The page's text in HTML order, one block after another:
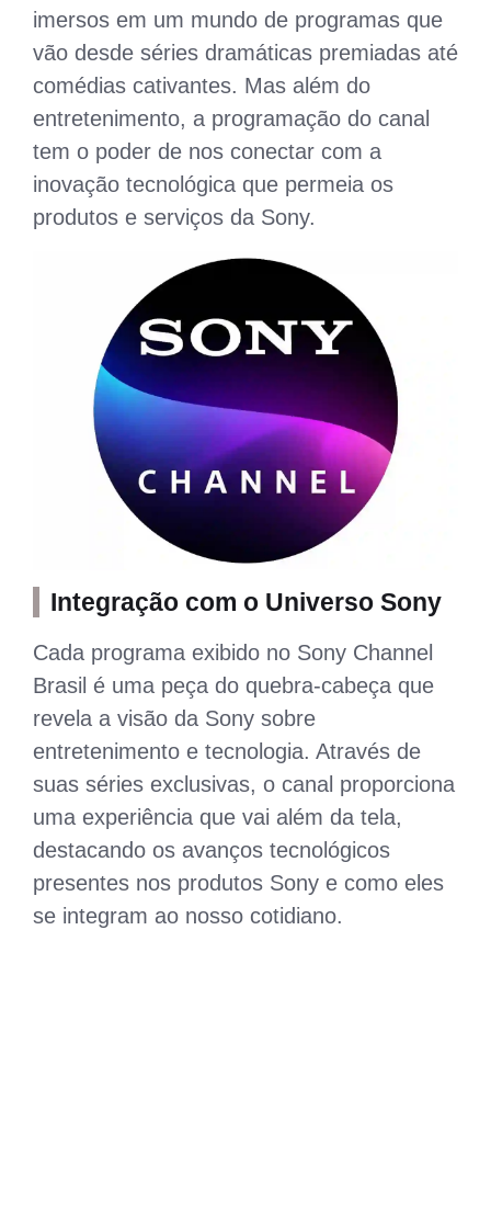
imersos em um mundo de programas que
vão desde séries dramáticas premiadas até
comédias cativantes. Mas além do
entretenimento, a programação do canal
tem o poder de nos conectar com a
inovação tecnológica que permeia os
produtos e serviços da Sony.
Integração com o Universo Sony
Cada programa exibido no Sony Channel
Brasil é uma peça do quebra-cabeça que
revela a visão da Sony sobre
entretenimento e tecnologia. Através de
suas séries exclusivas, o canal proporciona
uma experiência que vai além da tela,
destacando os avanços tecnológicos
presentes nos produtos Sony e como eles
se integram ao nosso cotidiano.